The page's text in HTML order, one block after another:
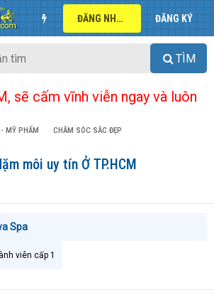
ĐĂNG NHẬP ĐĂNG KÝ
TÌM
sẽ cấm vĩnh viễn ngay và luôn
MỸ PHẨM CHĂM SÓC SẮC ĐẸP
môi uy tín Ở TP.HCM
Spa
viên cấp 1